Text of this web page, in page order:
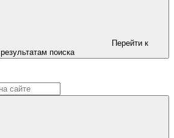
Перейти к
результатам поиска